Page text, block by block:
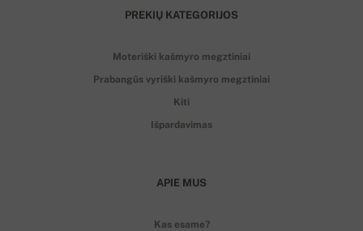
PREKIŲ KATEGORIJOS
Moteriški kašmyro megztiniai
Prabangūs vyriški kašmyro megztiniai
Kiti
Išpardavimas
APIE MUS
Kas esame?